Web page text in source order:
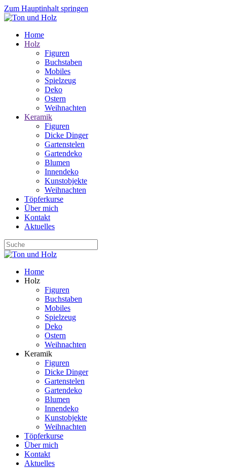
Zum Hauptinhalt springen
Home
Holz
Figuren
Buchstaben
Mobiles
Spielzeug
Deko
Ostern
Weihnachten
Keramik
Figuren
Dicke Dinger
Gartenstelen
Gartendeko
Blumen
Innendeko
Kunstobjekte
Weihnachten
Töpferkurse
Über mich
Kontakt
Aktuelles
Home
Holz
Figuren
Buchstaben
Mobiles
Spielzeug
Deko
Ostern
Weihnachten
Keramik
Figuren
Dicke Dinger
Gartenstelen
Gartendeko
Blumen
Innendeko
Kunstobjekte
Weihnachten
Töpferkurse
Über mich
Kontakt
Aktuelles